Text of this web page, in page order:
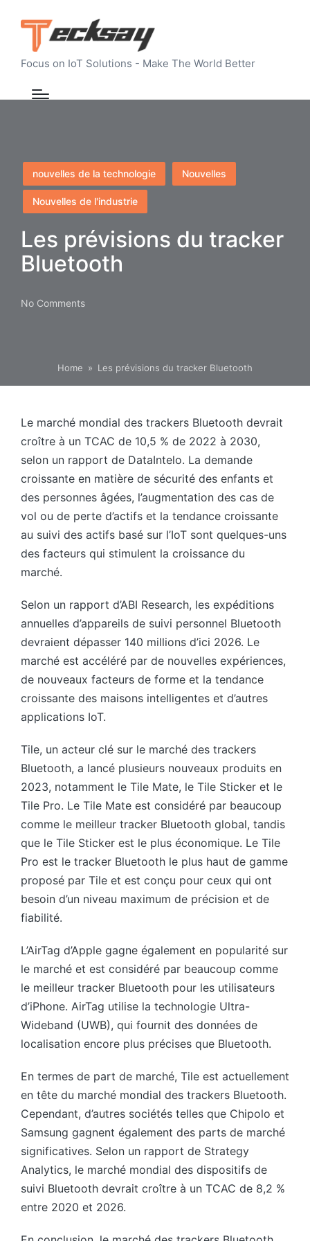
Focus on IoT Solutions - Make The World Better
Posted
in
nouvelles de la technologie Nouvelles
Nouvelles de l'industrie
Les prévisions du tracker
Bluetooth
No Comments
Home » Les prévisions du tracker Bluetooth
Le marché mondial des trackers Bluetooth devrait
croître à un TCAC de 10,5 % de 2022 à 2030,
selon un rapport de DataIntelo. La demande
croissante en matière de sécurité des enfants et
des personnes âgées, l’augmentation des cas de
vol ou de perte d’actifs et la tendance croissante
au suivi des actifs basé sur l’IoT sont quelques-uns
des facteurs qui stimulent la croissance du
marché.
Selon un rapport d’ABI Research, les expéditions
annuelles d’appareils de suivi personnel Bluetooth
devraient dépasser 140 millions d’ici 2026. Le
marché est accéléré par de nouvelles expériences,
de nouveaux facteurs de forme et la tendance
croissante des maisons intelligentes et d’autres
applications IoT.
Tile, un acteur clé sur le marché des trackers
Bluetooth, a lancé plusieurs nouveaux produits en
2023, notamment le Tile Mate, le Tile Sticker et le
Tile Pro. Le Tile Mate est considéré par beaucoup
comme le meilleur tracker Bluetooth global, tandis
que le Tile Sticker est le plus économique. Le Tile
Pro est le tracker Bluetooth le plus haut de gamme
proposé par Tile et est conçu pour ceux qui ont
besoin d’un niveau maximum de précision et de
fiabilité.
L’AirTag d’Apple gagne également en popularité sur
le marché et est considéré par beaucoup comme
le meilleur tracker Bluetooth pour les utilisateurs
d’iPhone. AirTag utilise la technologie Ultra-
Wideband (UWB), qui fournit des données de
localisation encore plus précises que Bluetooth.
En termes de part de marché, Tile est actuellement
en tête du marché mondial des trackers Bluetooth.
Cependant, d’autres sociétés telles que Chipolo et
Samsung gagnent également des parts de marché
significatives. Selon un rapport de Strategy
Analytics, le marché mondial des dispositifs de
suivi Bluetooth devrait croître à un TCAC de 8,2 %
entre 2020 et 2026.